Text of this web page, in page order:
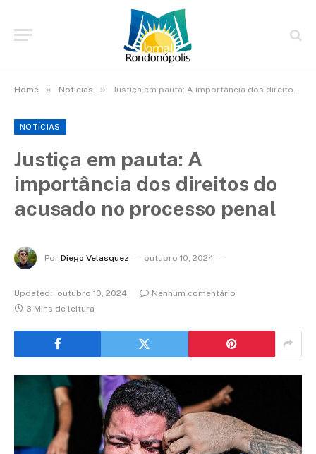
Home » Notícias » Justiça em pauta: A importância dos direitos do acusado no processo penal
NOTÍCIAS
Justiça em pauta: A
importância dos direitos do
acusado no processo penal
Por Diego Velasquez outubro 10, 2024
Updated: outubro 10, 2024
Nenhum comentário
3 Mins de leitura